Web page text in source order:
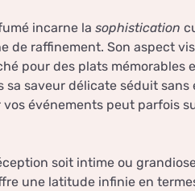
incarne la sophistication
de raffinement. Son aspect
pour des plats mémorables
sa saveur délicate séduit
vos événements peut parfois
soit intime ou
une latitude infinie en